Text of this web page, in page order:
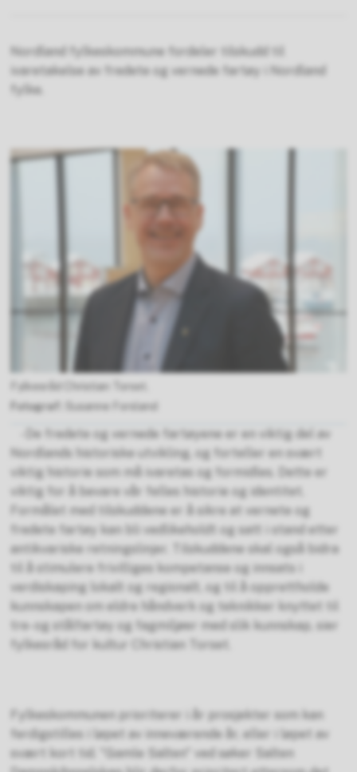
Nordland fylkeskommune fordeler tilskudd til
ivaretakelse av fredete og vernede fartøy i Nordland
fylke.
Fylkesråd Christian Torset.
Susanne Forsland
- De fredete og vernede fartøyene er en viktig del av
Nordlands historiske utvikling, og forteller en svært
viktig historie som må ivaretas og formidles. Dette er
viktig for å bevare vår felles historie og identitet.
Formålet med tilskuddene er å sikre at vernete og
fredete fartøy kan bli vedlikeholdt og satt i stand etter
antikvariske retningslinjer. Tilskuddene skal også bidra
til å stimulere frivilliges kompetanse og innsats i
verdiskaping lokalt og regionalt, og til å opprettholde
kunnskapen om eldre håndverk og teknikker knyttet til
tre- og stålfartøy og fagmiljøer med slik kunnskap, sier
fylkesråd for kultur Christian Torset.
Fylkeskommunen prioriterer i år prosjekter som kan
ferdigstilles i løpet av inneværende år, eller i løpet av
svært kort tid. "Gamle Salten" ved søker Salten